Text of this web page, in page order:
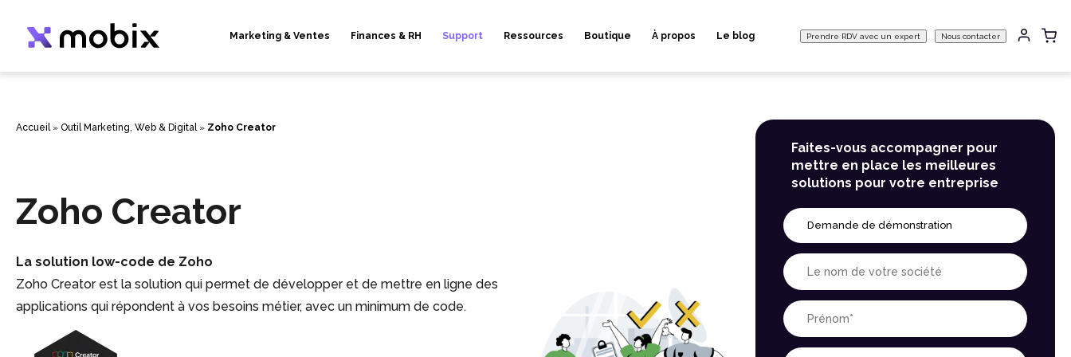
contenu
Marketing & Ventes Finances & RH Support Ressources Boutique À propos Le blog Prendre RDV avec un expert Nous contacter
Accueil» Outil Marketing, Web & Digital» Zoho Creator
Zoho Creator
La solution low-code de Zoho
Zoho Creator est la solution qui permet de développer et de mettre en ligne des
applications qui répondent à vos besoins métier, avec un minimum de code.
Faites-vous accompagner pour
mettre en place les meilleures
solutions pour votre entreprise